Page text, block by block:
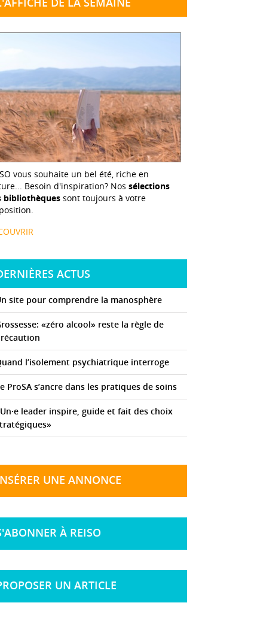
vous souhaite un bel été, riche en
Besoin d'inspiration? Nos sélections
bibliothèques sont toujours à votre
ACTUS
site pour comprendre la manosphère
«zéro alcool» reste la règle de
l’isolement psychiatrique interroge
ProSA s’ancre dans les pratiques de soins
leader inspire, guide et fait des choix
UNE ANNONCE
À REISO
UN ARTICLE